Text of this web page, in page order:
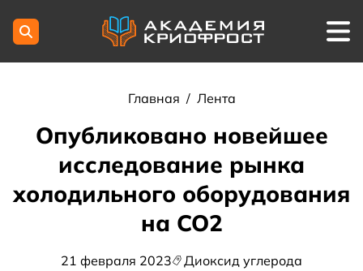
Главная / Лента
Опубликовано новейшее
исследование рынка
холодильного оборудования
на CO2
21 февраля 2023
Диоксид углерода